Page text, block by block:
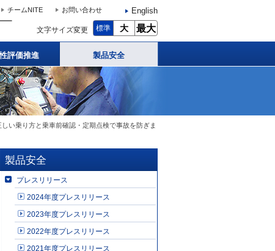
チームNITE お問い合わせ English
文字サイズ変更 標準 大 最大
評価推進 製品安全
い乗り方と乗車前確認・定期点検で事故を防ぎま
製品安全
プレスリリース
2024年度プレスリリース
2023年度プレスリリース
2022年度プレスリリース
2021年度プレスリリース